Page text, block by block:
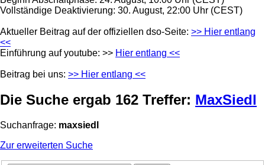
Vollständige Deaktivierung: 30. August, 22:00 Uhr (CEST)
Aktueller Beitrag auf der offiziellen dso-Seite: >> Hier entlang
<<
Einführung auf youtube: >> Hier entlang <<
Beitrag bei uns: >> Hier entlang <<
Die Suche ergab 162 Treffer: MaxSiedl
Suchanfrage: maxsiedl
Zur erweiterten Suche